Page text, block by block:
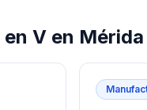
en V en Mérida